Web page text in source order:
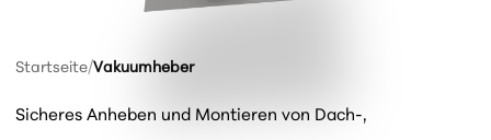
Startseite/Vakuumheber
Sicheres Anheben und Montieren von Dach-,